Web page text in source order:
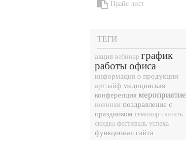
Прайс лист
ТЕГИ
акция вебинар график
работы офиса
информация о продукции
артлайф медицинская
конференция мероприятие
новинки поздравление с
праздником семинар скачать
скидка фестиваль успеха
функционал сайта